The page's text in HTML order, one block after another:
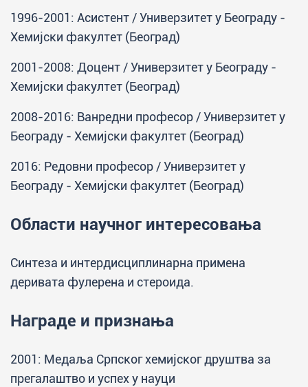
1996-2001: Асистент / Универзитет у Београду -
Хемијски факултет (Београд)
2001-2008: Доцент / Универзитет у Београду -
Хемијски факултет (Београд)
2008-2016: Ванредни професор / Универзитет у
Београду - Хемијски факултет (Београд)
2016: Редовни професор / Универзитет у
Београду - Хемијски факултет (Београд)
Области научног интересовања
Синтеза и интердисциплинарна примена
деривата фулерена и стероида.
Награде и признања
2001: Медаља Српског хемијског друштва за
прегалаштво и успех у науци